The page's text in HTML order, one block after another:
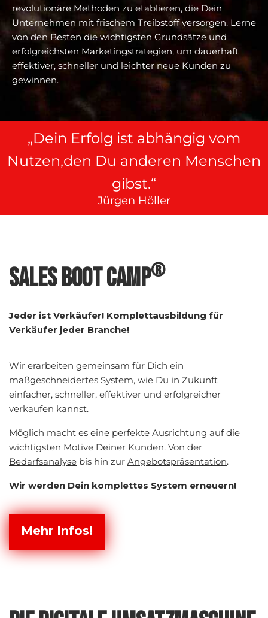
revolutionäre Methoden zu etablieren, die Dein
Unternehmen mit frischem Treibstoff versorgen. Lerne
von den Besten die wichtigsten Grundsätze und
erfolgreichsten Marketingstrategien, um dauerhaft
effektiver, schneller und leichter neue Kunden zu
gewinnen.
„Dein Erfolg ist abhängig vom
Nutzen,den Du anderen Menschen
gibst.“
Jürgen Höller
SALES BOOT CAMP®
Jeder ist Verkäufer! Komplettausbildung für
Verkäufer jeder Branche!
Wir erarbeiten gemeinsam für Dich ein
maßgeschneidertes System, wie Du in Zukunft
einfacher, schneller, effektiver und erfolgreicher
verkaufen kannst.
Möglich macht es eine perfekte Ausrichtung auf die
wichtigsten Motive Deiner Kunden. Von der
Bedarfsanalyse bis hin zur Angebotspräsentation.
Wir werden Dein komplettes System erneuern!
Mehr Infos!